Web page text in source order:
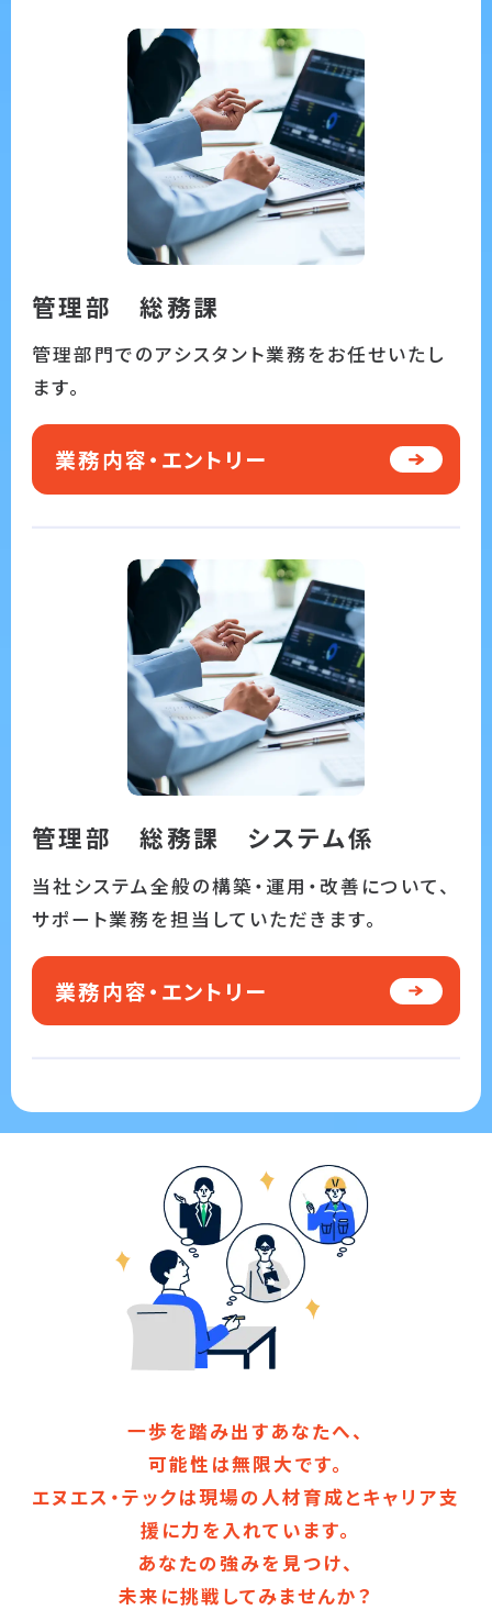
管理部 総務課
管理部門でのアシスタント業務をお任せいたし
ます。
業務内容・エントリー
管理部 総務課 システム係
当社システム全般の構築・運用・改善について、
サポート業務を担当していただきます。
業務内容・エントリー
一歩を踏み出すあなたへ、
可能性は無限大です。
エヌエス・テックは現場の人材育成とキャリア支
援に力を入れています。
あなたの強みを見つけ、
未来に挑戦してみませんか？